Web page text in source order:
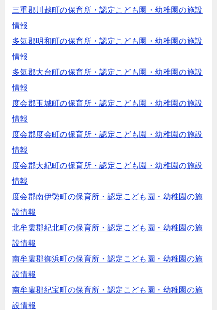
三重郡川越町の保育所・認定こども園・幼稚園の施設
情報
多気郡明和町の保育所・認定こども園・幼稚園の施設
情報
多気郡大台町の保育所・認定こども園・幼稚園の施設
情報
度会郡玉城町の保育所・認定こども園・幼稚園の施設
情報
度会郡度会町の保育所・認定こども園・幼稚園の施設
情報
度会郡大紀町の保育所・認定こども園・幼稚園の施設
情報
度会郡南伊勢町の保育所・認定こども園・幼稚園の施
設情報
北牟婁郡紀北町の保育所・認定こども園・幼稚園の施
設情報
南牟婁郡御浜町の保育所・認定こども園・幼稚園の施
設情報
南牟婁郡紀宝町の保育所・認定こども園・幼稚園の施
設情報